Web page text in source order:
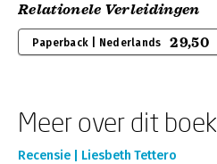
Relationele Verleidingen
Paperback | Nederlands 29,50
Meer over dit boek
Recensie | Liesbeth Tettero